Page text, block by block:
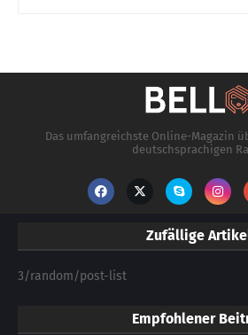
Das umfangreichste Online-Magazin
deutschsprachigen
Zufällige
3/random/post-list
Empfohlener